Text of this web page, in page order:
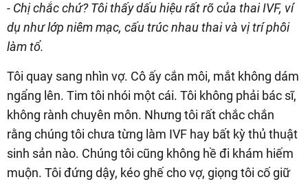
- Chị chắc chứ? Tôi thấy dấu hiệu rất rõ của thai IVF, ví
dụ như lớp niêm mạc, cấu trúc nhau thai và vị trí phôi
làm tổ.
Tôi quay sang nhìn vợ. Cô ấy cắn môi, mắt không dám
ngẩng lên. Tim tôi nhói một cái. Tôi không phải bác sĩ,
không rành chuyên môn. Nhưng tôi rất chắc chắn
rằng chúng tôi chưa từng làm IVF hay bất kỳ thủ thuật
sinh sản nào. Chúng tôi cũng không hề đi khám hiếm
muộn. Tôi đứng dậy, kéo ghế cho vợ, giọng tôi cố giữ